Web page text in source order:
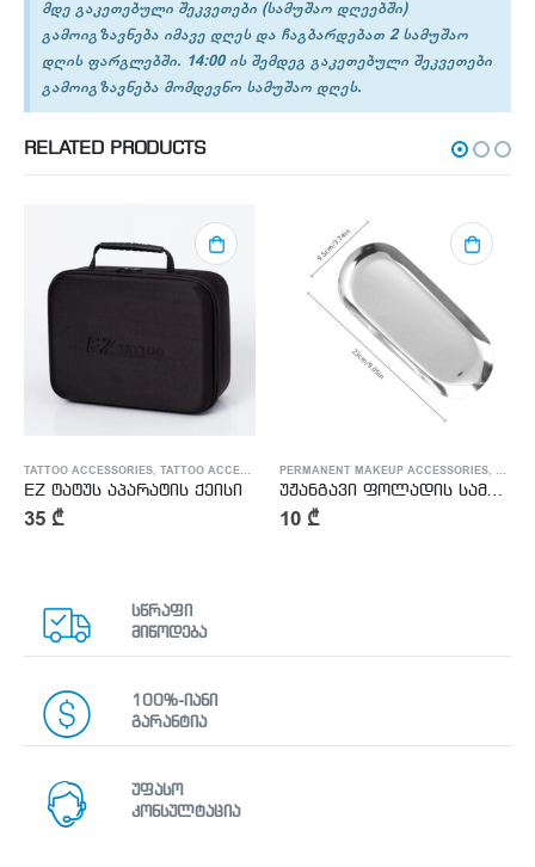
მდე გაკეთებული შეკვეთები (სამუშაო დღეებში)
გამოიგზავნება იმავე დღეს და ჩაგბარდებათ 2 სამუშაო
დღის ფარგლებში. 14:00 ის შემდეგ გაკეთებული შეკვეთები
გამოიგზავნება მომდევნო სამუშაო დღეს.
RELATED PRODUCTS
TATTOO ACCESSORIES, TATTOO ACCESSORIES
EZ ტატუს აპარატის ქეისი
35 ₾
PERMANENT MAKEUP ACCESSORIES,
უჟანგავი ფოლადის სამედიცინო თასი
10 ₾
სწრაფი
მიწოდება
100%-იანი
გარანტია
უფასო
კონსულტაცია